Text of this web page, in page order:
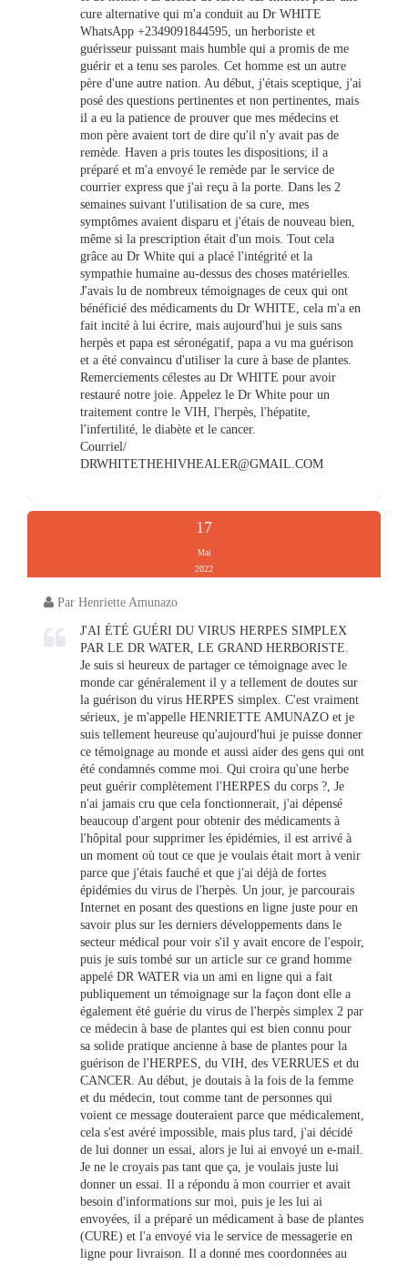
cure alternative qui m'a conduit au Dr WHITE
WhatsApp +2349091844595, un herboriste et
guérisseur puissant mais humble qui a promis de me
guérir et a tenu ses paroles. Cet homme est un autre
père d'une autre nation. Au début, j'étais sceptique, j'ai
posé des questions pertinentes et non pertinentes, mais
il a eu la patience de prouver que mes médecins et
mon père avaient tort de dire qu'il n'y avait pas de
remède. Haven a pris toutes les dispositions; il a
préparé et m'a envoyé le remède par le service de
courrier express que j'ai reçu à la porte. Dans les 2
semaines suivant l'utilisation de sa cure, mes
symptômes avaient disparu et j'étais de nouveau bien,
même si la prescription était d'un mois. Tout cela
grâce au Dr White qui a placé l'intégrité et la
sympathie humaine au-dessus des choses matérielles.
J'avais lu de nombreux témoignages de ceux qui ont
bénéficié des médicaments du Dr WHITE, cela m'a en
fait incité à lui écrire, mais aujourd'hui je suis sans
herpès et papa est séronégatif, papa a vu ma guérison
et a été convaincu d'utiliser la cure à base de plantes.
Remerciements célestes au Dr WHITE pour avoir
restauré notre joie. Appelez le Dr White pour un
traitement contre le VIH, l'herpès, l'hépatite,
l'infertilité, le diabète et le cancer.
Courriel/
DRWHITETHEHIVHEALER@GMAIL.COM
17
Mai
2022
Par Henriette Amunazo
J'AI ÉTÉ GUÉRI DU VIRUS HERPES SIMPLEX
PAR LE DR WATER, LE GRAND HERBORISTE.
Je suis si heureux de partager ce témoignage avec le
monde car généralement il y a tellement de doutes sur
la guérison du virus HERPES simplex. C'est vraiment
sérieux, je m'appelle HENRIETTE AMUNAZO et je
suis tellement heureuse qu'aujourd'hui je puisse donner
ce témoignage au monde et aussi aider des gens qui ont
été condamnés comme moi. Qui croira qu'une herbe
peut guérir complètement l'HERPES du corps ?, Je
n'ai jamais cru que cela fonctionnerait, j'ai dépensé
beaucoup d'argent pour obtenir des médicaments à
l'hôpital pour supprimer les épidémies, il est arrivé à
un moment où tout ce que je voulais était mort à venir
parce que j'étais fauché et que j'ai déjà de fortes
épidémies du virus de l'herpès. Un jour, je parcourais
Internet en posant des questions en ligne juste pour en
savoir plus sur les derniers développements dans le
secteur médical pour voir s'il y avait encore de l'espoir,
puis je suis tombé sur un article sur ce grand homme
appelé DR WATER via un ami en ligne qui a fait
publiquement un témoignage sur la façon dont elle a
également été guérie du virus de l'herpès simplex 2 par
ce médecin à base de plantes qui est bien connu pour
sa solide pratique ancienne à base de plantes pour la
guérison de l'HERPES, du VIH, des VERRUES et du
CANCER. Au début, je doutais à la fois de la femme
et du médecin, tout comme tant de personnes qui
voient ce message douteraient parce que médicalement,
cela s'est avéré impossible, mais plus tard, j'ai décidé
de lui donner un essai, alors je lui ai envoyé un e-mail.
Je ne le croyais pas tant que ça, je voulais juste lui
donner un essai. Il a répondu à mon courrier et avait
besoin d'informations sur moi, puis je les lui ai
envoyées, il a préparé un médicament à base de plantes
(CURE) et l'a envoyé via le service de messagerie en
ligne pour livraison. Il a donné mes coordonnées au